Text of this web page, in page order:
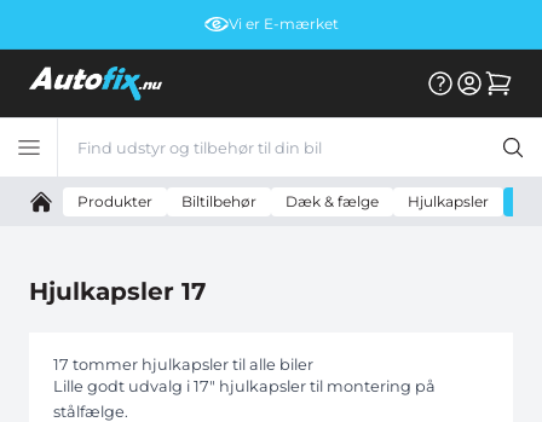
Vi er E-mærket
Produkter Biltilbehør Dæk & fælge Hjulkapsler
Hjulkapsler 17
17 tommer hjulkapsler til alle biler
Lille godt udvalg i 17" hjulkapsler til montering på
stålfælge.